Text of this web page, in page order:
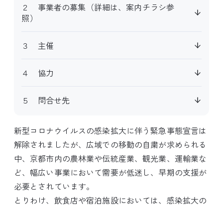
２ 事業者の募集（詳細は、案内チラシ参
照）
３ 主催
４ 協力
５ 問合せ先
新型コロナウイルスの感染拡大に伴う緊急事態宣言は
解除されましたが、広域での移動の自粛が求められる
中、京都市内の農林業や伝統産業、観光業、運輸業な
ど、幅広い事業において需要が低迷し、早期の支援が
必要とされています。
とりわけ、飲食店や宿泊施設においては、感染拡大の